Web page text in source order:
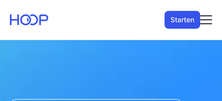
Starten